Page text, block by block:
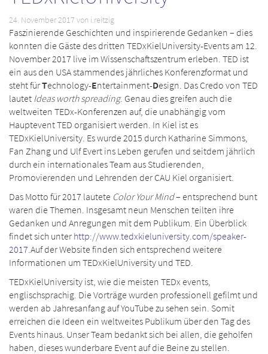
24. November 2017 von i.reitzig
Faszinierende Geschichten und inspirierende Gedanken – dies
konnten die Gäste des dritten TEDxKielUniversity-Events am 12.
November 2017 live im Wissenschaftszentrum erleben. TED ist
ein aus den USA stammendes jährliches Konferenzformat und
steht fürTechnology-Entertainment-Design. Das Credo von TED
lautet Ideas worth spreading. Genau dies greifen auch die
weltweiten TEDx-Konferenzen auf, die unabhängig vom
Hauptevent TED organisiert werden. In Kiel ist es
TEDxKielUniversity. Es wurde 2015 durch Katharine Simmons,
Fan Zhang und Ulf Evert ins Leben gerufen und seitdem jährlich
durch ein internationales Team aus Studierenden,
Promovierenden und Lehrenden der CAU Kiel organisiert.
Das Motto für 2017 lautete Color Your Mind– entsprechend bunt
waren die Themen. Insgesamt neun Menschen teilten ihre
Gedanken und Anregungen mit dem Publikum. Ein Überblick
findet sich unter http://www.tedxkieluniversity.com/speaker-
2017 .Auf der Website finden sich entsprechend weitere
Informationen um TEDxKielUniversity und TED.
TEDxKielUniversity ist, wie die meisten TEDx events,
englischsprachig. Die Vorträge wurden professionell gefilmt und
werden ab Jahresanfang auf YouTube zu sehen sein. Somit
erreichen die Ideen ein weltweites Publikum über den Tag des
Events hinaus. Unser Team bedankt sich bei allen, die geholfen
haben, dieses wunderbare Event auf die Beine zu stellen.